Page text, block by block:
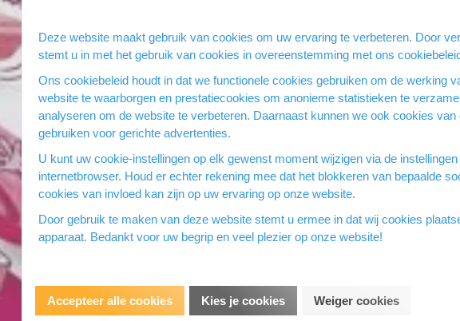
Deze website maakt gebruik van cookies om uw ervaring te verbeteren. Door
stemt u in met het gebruik van cookies in overeenstemming met ons
Ons cookiebeleid houdt in dat we functionele cookies gebruiken om de werking
website te waarborgen en prestatiecookies om anonieme statistieken te
analyseren om de website te verbeteren. Daarnaast kunnen we ook cookies van
gebruiken voor gerichte advertenties.
U kunt uw cookie-instellingen op elk gewenst moment wijzigen via de
internetbrowser. Houd er echter rekening mee dat het blokkeren van bepaalde
cookies van invloed kan zijn op uw ervaring op onze website.
Door gebruik te maken van deze website stemt u ermee in dat wij cookies
apparaat. Bedankt voor uw begrip en veel plezier op onze website!
Accepteer alle cookies Kies je cookies Weiger cookies